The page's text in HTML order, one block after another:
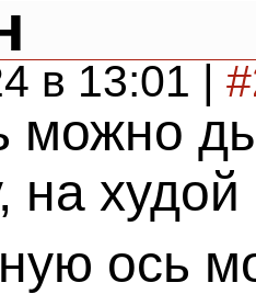
в 13:01 |
можно
на
ось